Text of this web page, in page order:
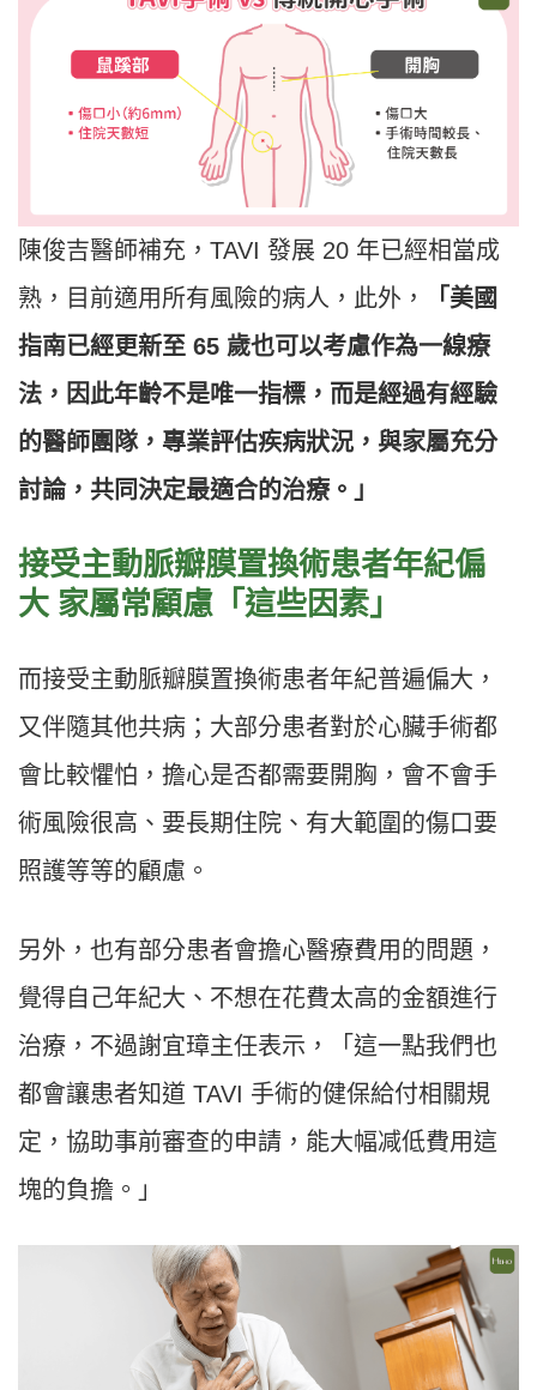
陳俊吉醫師補充，TAVI 發展 20 年已經相當成
熟，目前適用所有風險的病人，此外，
「美國
指南已經更新至 65 歲也可以考慮作為一線療
法，因此年齡不是唯一指標，而是經過有經驗
的醫師團隊，專業評估疾病狀況，與家屬充分
討論，共同決定最適合的治療。」
接受主動脈瓣膜置換術患者年紀偏
大 家屬常顧慮「這些因素」
而接受主動脈瓣膜置換術患者年紀普遍偏大，
又伴隨其他共病；大部分患者對於心臟手術都
會比較懼怕，擔心是否都需要開胸，會不會手
術風險很高、要長期住院、有大範圍的傷口要
照護等等的顧慮。
另外，也有部分患者會擔心醫療費用的問題，
覺得自己年紀大、不想在花費太高的金額進行
治療，不過謝宜璋主任表示，「這一點我們也
都會讓患者知道 TAVI 手術的健保給付相關規
定，協助事前審查的申請，能大幅减低費用這
塊的負擔。」